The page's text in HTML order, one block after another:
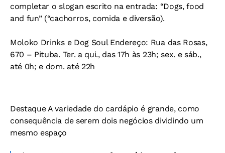
completar o slogan escrito na entrada: “Dogs, food
and fun” (“cachorros, comida e diversão).
Moloko Drinks e Dog Soul Endereço: Rua das Rosas,
670 – Pituba. Ter. a qui., das 17h às 23h; sex. e sáb.,
até 0h; e dom. até 22h
DestaqueA variedade do cardápio é grande, como
consequência de serem dois negócios dividindo um
mesmo espaço